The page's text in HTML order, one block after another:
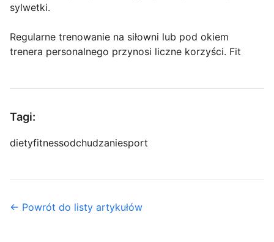
sylwetki.
Regularne trenowanie na siłowni lub pod okiem
trenera personalnego przynosi liczne korzyści. Fit
Tagi:
dietyfitnessodchudzaniesport
← Powrót do listy artykułów